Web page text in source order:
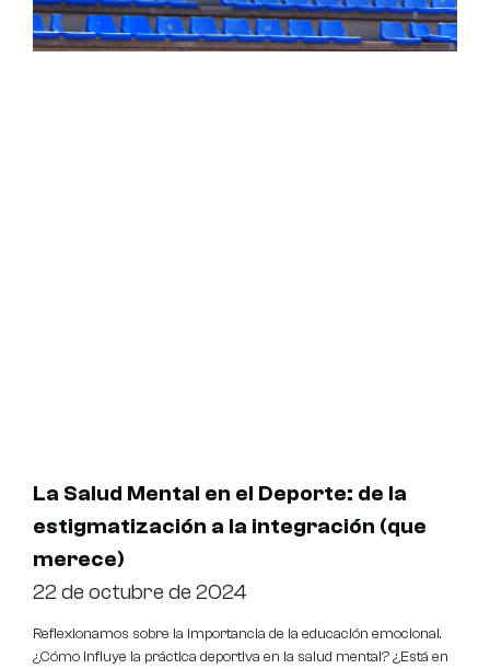
La Salud Mental en el Deporte: de la
estigmatización a la integración (que
merece)
22 de octubre de 2024
Reflexionamos sobre la importancia de la educación emocional.
¿Cómo influye la práctica deportiva en la salud mental? ¿Está en